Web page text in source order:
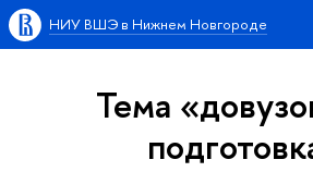
НИУ ВШЭ в Нижнем Новгороде
Тема